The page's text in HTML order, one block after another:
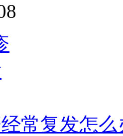
常复发怎么